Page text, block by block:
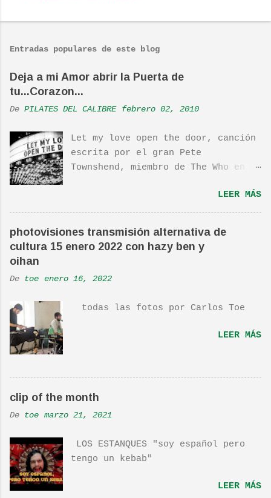
o
n
t
a
i
o
s
Entradas populares de este blog
Deja a mi Amor abrir la Puerta de
tu...Corazon...
De PILATES DEL CALIBRE febrero 02, 2010
Let my love open the door, canción
escrita por el gran Pete
Townshend, miembro de The Who en
Glass, del mismo año, y que llego
a estar en el top 10. La cancion
es deliciosa de por si, de hecho
ha sido versionada cienes y cienes
de veces. Aquí os dejo el vídeo de
ver una estupenda película llamada
por TOE hace unos posts.Yo también
os la recomiendo. En una escena de
magnifica Per-Versión de este tema
de Townshend. PINCHA AQUÍ Y LA
LEER MÁS
photovisiones transmisión alternativa de
cultura 15 enero 2022 con hazy ben y
oihan
De toe enero 16, 2022
todas las fotos por Carlos Toe
LEER MÁS
clip of the month
De toe marzo 21, 2021
LOS ESTANQUES "soy español pero
tengo un kebab"
LEER MÁS